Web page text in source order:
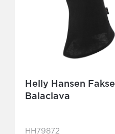
Helly Hansen Fakse
Balaclava
HH79872